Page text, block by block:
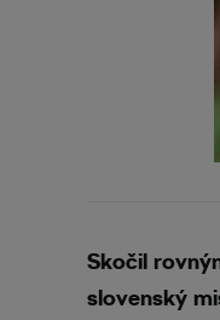
Skočil
slovenský